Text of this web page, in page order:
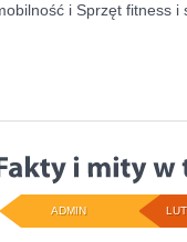
i Sprzęt fitness i
ADMIN